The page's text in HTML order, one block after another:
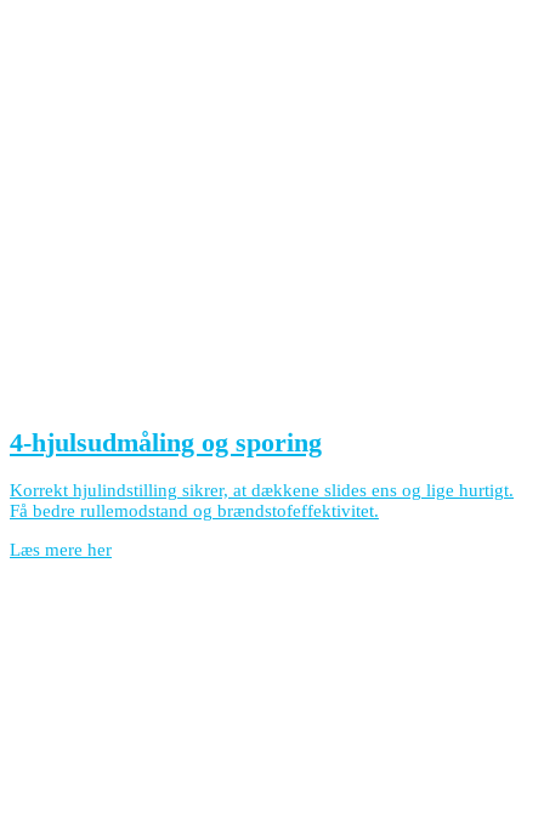
4-hjulsudmåling og sporing
Korrekt hjulindstilling sikrer, at dækkene slides ens og lige hurtigt.
Få bedre rullemodstand og brændstofeffektivitet.
Læs mere her